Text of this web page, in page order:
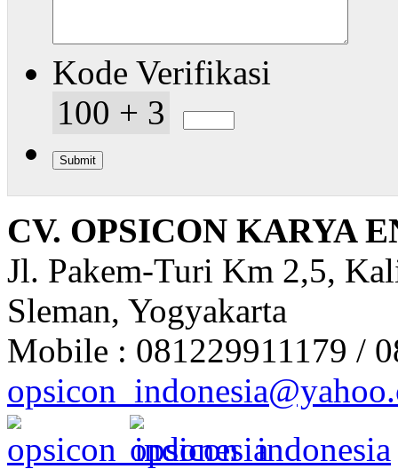
Kode Verifikasi
100 + 3
CV. OPSICON KARYA
Jl. Pakem-Turi Km 2,5,
Sleman, Yogyakarta
Mobile : 081229911179 /